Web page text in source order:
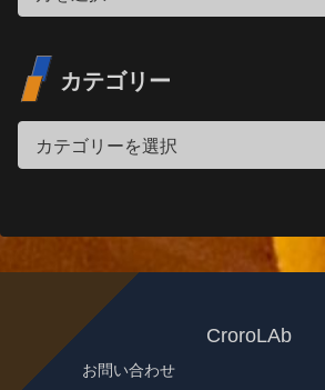
カテゴリー
CroroLAb
お問い合わせ